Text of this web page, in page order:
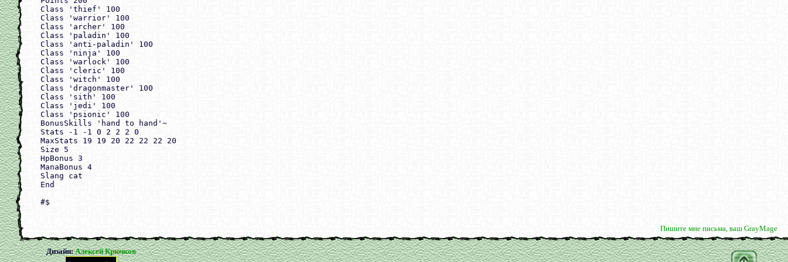
Class 'thief' 100
Class 'warrior' 100
Class 'archer' 100
Class 'paladin' 100
Class 'anti-paladin' 100
Class 'ninja' 100
Class 'warlock' 100
Class 'cleric' 100
Class 'witch' 100
Class 'dragonmaster' 100
Class 'sith' 100
Class 'jedi' 100
Class 'psionic' 100
BonusSkills 'hand to hand'~
Stats -1 -1 0 2 2 2 0
MaxStats 19 19 20 22 22 22 20
Size 5
HpBonus 3
ManaBonus 4
Slang cat
End
#$
Пишите мне письма, ваш GrayMage
Дизайн:Алексей Крючков